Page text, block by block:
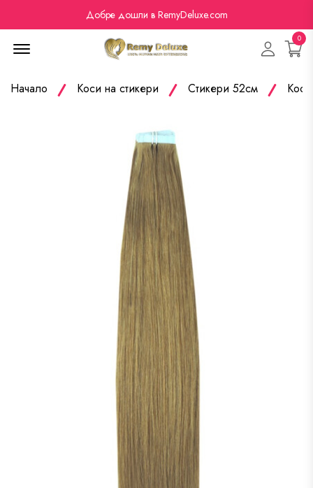
Добре дошли в RemyDeluxe.com
0
Начало Коси на стикери Стикери 52см